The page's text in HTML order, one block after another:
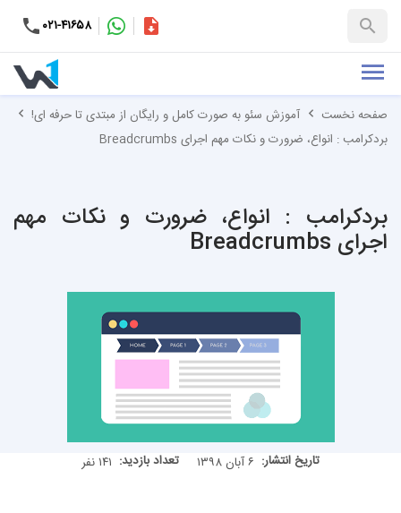
۰۲۱-۴۱۶۵۸
+۹۸-کاتالوگ
صفحه نخست
آموزش سئو به صورت کامل و رایگان از مبتدی تا حرفه ای!
بردکرامب : انواع، ضرورت و نکات مهم اجرای Breadcrumbs
بردکرامب : انواع، ضرورت و نکات مهم
اجرای Breadcrumbs
تاریخ انتشار: ۶ آبان ۱۳۹۸ تعداد بازدید: ۱۴۱ نفر